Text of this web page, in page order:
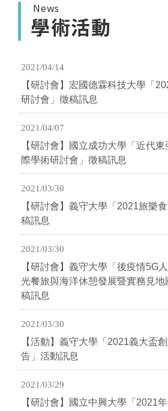
News
學術活動
2021/04/14
【研討會】宏國德霖科技大學「
研討會」徵稿訊息
2021/04/07
【研討會】國立成功大學「近代
際學術研討會」徵稿訊息
2021/03/30
【研討會】義守大學「2021旅樂
稿訊息
2021/03/30
【研討會】義守大學「後疫情5G
光餐旅與海洋休憩發展暨實務見
稿訊息
2021/03/30
【活動】義守大學「2021義大盃
告」活動訊息
2021/03/29
【研討會】國立中興大學「2021